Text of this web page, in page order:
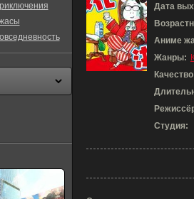
Дата
Аниме
Жанры:
Студия: